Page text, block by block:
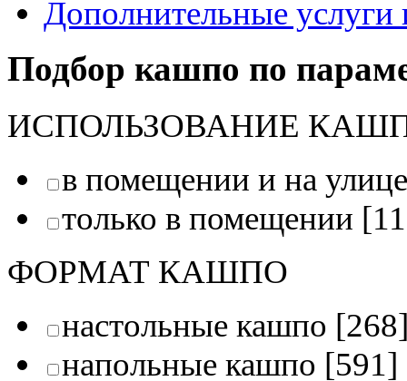
Дополнительные услуги
Подбор кашпо по
ИСПОЛЬЗОВАНИЕ
в помещении и на улице
только в помещении
ФОРМАТ КАШПО
настольные кашпо
напольные кашпо [591]